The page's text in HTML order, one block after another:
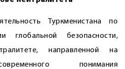
Туркменистана по
глобальной безопасности,
направленной на
понимания